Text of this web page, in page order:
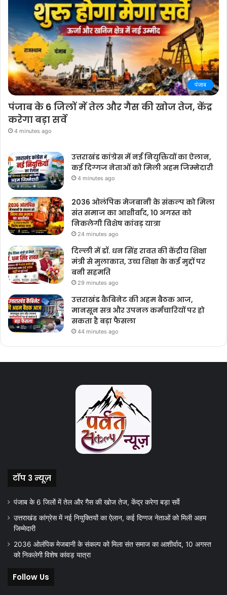
पंजाब
पंजाब के 6 जिलों में तेल और गैस की खोज तेज, केंद्र
करेगा बड़ा सर्वे
4 minutes ago
उत्तराखंड कांग्रेस में नई नियुक्तियों का ऐलान,
कई दिग्गज नेताओं को मिली अहम जिम्मेदारी
4 minutes ago
2036 ओलंपिक मेजबानी के संकल्प को मिला
संत समाज का आशीर्वाद, 10 अगस्त को
निकलेगी विशेष कांवड़ यात्रा
24 minutes ago
दिल्ली में डॉ. धन सिंह रावत की केंद्रीय शिक्षा
मंत्री से मुलाकात, उच्च शिक्षा के कई मुद्दों पर
बनी सहमति
29 minutes ago
उत्तराखंड कैबिनेट की अहम बैठक आज,
मानसून सत्र और उपनल कर्मचारियों पर हो
सकता है बड़ा फैसला
44 minutes ago
टॉप 3 न्यूज़
पंजाब के 6 जिलों में तेल और गैस की खोज तेज, केंद्र करेगा बड़ा सर्वे
उत्तराखंड कांग्रेस में नई नियुक्तियों का ऐलान, कई दिग्गज नेताओं को मिली अहम
जिम्मेदारी
2036 ओलंपिक मेजबानी के संकल्प को मिला संत समाज का आशीर्वाद, 10 अगस्त
को निकलेगी विशेष कांवड़ यात्रा
Follow Us